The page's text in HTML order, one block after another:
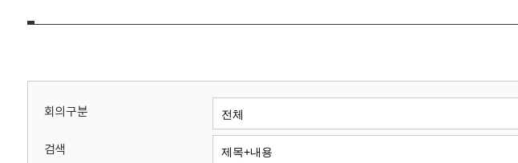
위
회
회의구분
검색